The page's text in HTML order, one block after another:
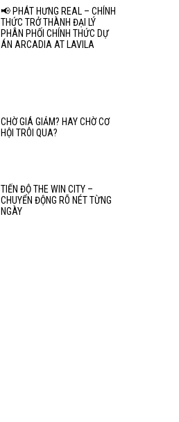
📢 PHÁT HƯNG REAL – CHÍNH
THỨC TRỞ THÀNH ĐẠI LÝ
PHÂN PHỐI CHÍNH THỨC DỰ
ÁN ARCADIA AT LAVILA
CHỜ GIÁ GIẢM? HAY CHỜ CƠ
HỘI TRÔI QUA?
TIẾN ĐỘ THE WIN CITY –
CHUYỂN ĐỘNG RÕ NÉT TỪNG
NGÀY